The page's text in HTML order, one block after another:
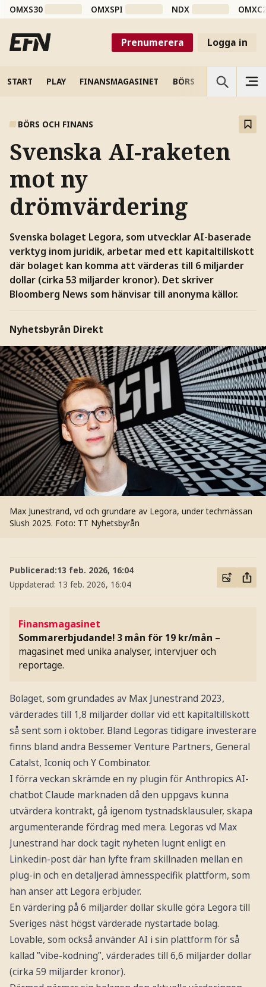
OMXS30 OMXSPI NDX
Prenumerera Logga in
START PLAY FINANSMAGASINET BÖRS VETENSKAP
BÖRS OCH FINANS
Svenska AI-raketen
mot ny
drömvärdering
Svenska bolaget Legora, som utvecklar AI-baserade
verktyg inom juridik, arbetar med ett kapitaltillskott
där bolaget kan komma att värderas till 6 miljarder
dollar (cirka 53 miljarder kronor). Det skriver
Bloomberg News som hänvisar till anonyma källor.
Nyhetsbyrån Direkt
Max Junestrand, vd och grundare av Legora, under techmässan
Slush 2025. Foto: TT Nyhetsbyrån
Publicerad:13 feb. 2026, 16:04
Uppdaterad: 13 feb. 2026, 16:04
Finansmagasinet
Sommarerbjudande! 3 mån för 19 kr/mån –
magasinet med unika analyser, intervjuer och
reportage.
Bolaget, som grundades av Max Junestrand 2023,
värderades till 1,8 miljarder dollar vid ett kapitaltillskott
så sent som i oktober. Bland Legoras tidigare investerare
finns bland andra Bessemer Venture Partners, General
Catalst, Iconiq och Y Combinator.
I förra veckan skrämde en ny plugin för Anthropics AI-
chatbot Claude marknaden då den uppgavs kunna
utvärdera kontrakt, gå igenom tystnadsklausuler, skapa
argumenterande fördrag med mera. Legoras vd Max
Junestrand har dock tagit nyheten lugnt enligt en
Linkedin-post där han lyfte fram skillnaden mellan en
plug-in och en detaljerad ämnesspecifik plattform, som
han anser att Legora erbjuder.
En värdering på 6 miljarder dollar skulle göra Legora till
Sveriges näst högst värderade nystartade bolag.
Lovable, som också använder AI i sin plattform för så
kallad ”vibe-kodning”, värderades till 6,6 miljarder dollar
(cirka 59 miljarder kronor).